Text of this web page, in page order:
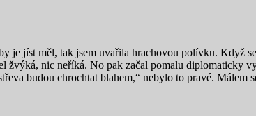
jíst měl, tak jsem uvařila hrachovou polívku. Když
žvýká, nic neříká. No pak začal pomalu diplomaticky
budou chrochtat blahem,“ nebylo to pravé. Málem